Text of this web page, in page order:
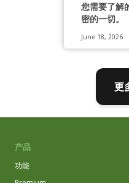
您需要了解
密的一切。
June 18, 2026
更
产品
功能